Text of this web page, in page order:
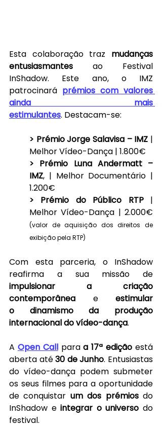
Esta colaboração traz mudanças
entusiasmantes ao Festival
InShadow. Este ano, o IMZ
patrocinará prémios com valores
ainda mais
estimulantes. Destacam-se:
> Prémio Jorge Salavisa – IMZ |
Melhor Vídeo-Dança | 1.800€
> Prémio Luna Andermatt –
IMZ, | Melhor Documentário |
1.200€
> Prémio do Público RTP |
(valor de aquisição dos direitos de
exibição pela RTP)
Com esta parceria, o InShadow
impulsionar a criação
contemporânea e estimular
o
dinamismo da produção
internacional do vídeo-dança.
A Open Call para a 17ª edição está
aberta até 30 de Junho. Entusiastas
do vídeo-dança podem submeter
os seus filmes para a oportunidade
de conquistar um dos prémios do
InShadow e integrar o universo do
festival.